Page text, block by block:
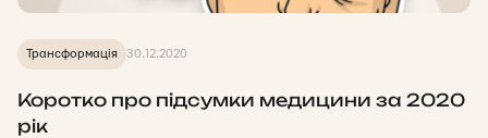
Трансформація 30.12.2020
Коротко про підсумки медицини за 2020
рік